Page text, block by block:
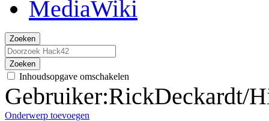
Zoeken
Zoeken
Inhoudsopgave omschakelen
Gebruiker:RickDeckardt/
Onderwerp toevoegen